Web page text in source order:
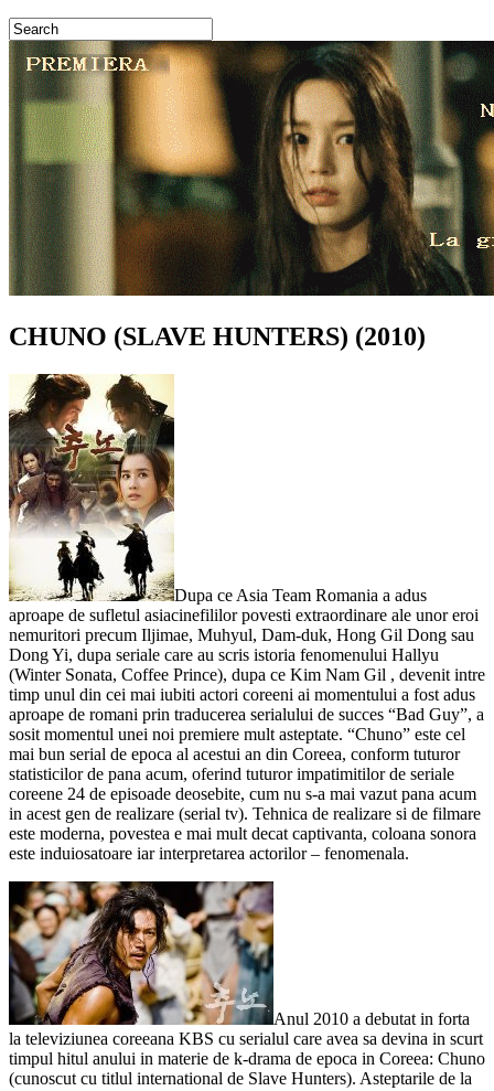
CHUNO (SLAVE HUNTERS) (2010)
Dupa ce Asia Team Romania a adus
aproape de sufletul asiacinefililor povesti extraordinare ale unor eroi
nemuritori precum Iljimae, Muhyul, Dam-duk, Hong Gil Dong sau
Dong Yi, dupa seriale care au scris istoria fenomenului Hallyu
(Winter Sonata, Coffee Prince), dupa ce Kim Nam Gil , devenit intre
timp unul din cei mai iubiti actori coreeni ai momentului a fost adus
aproape de romani prin traducerea serialului de succes “Bad Guy”, a
sosit momentul unei noi premiere mult asteptate. “Chuno” este cel
mai bun serial de epoca al acestui an din Coreea, conform tuturor
statisticilor de pana acum, oferind tuturor impatimitilor de seriale
coreene 24 de episoade deosebite, cum nu s-a mai vazut pana acum
in acest gen de realizare (serial tv). Tehnica de realizare si de filmare
este moderna, povestea e mai mult decat captivanta, coloana sonora
este induiosatoare iar interpretarea actorilor – fenomenala.
Anul 2010 a debutat in forta
la televiziunea coreeana KBS cu serialul care avea sa devina in scurt
timpul hitul anului in materie de k-drama de epoca in Coreea: Chuno
(cunoscut cu titlul international de Slave Hunters). Asteptarile de la